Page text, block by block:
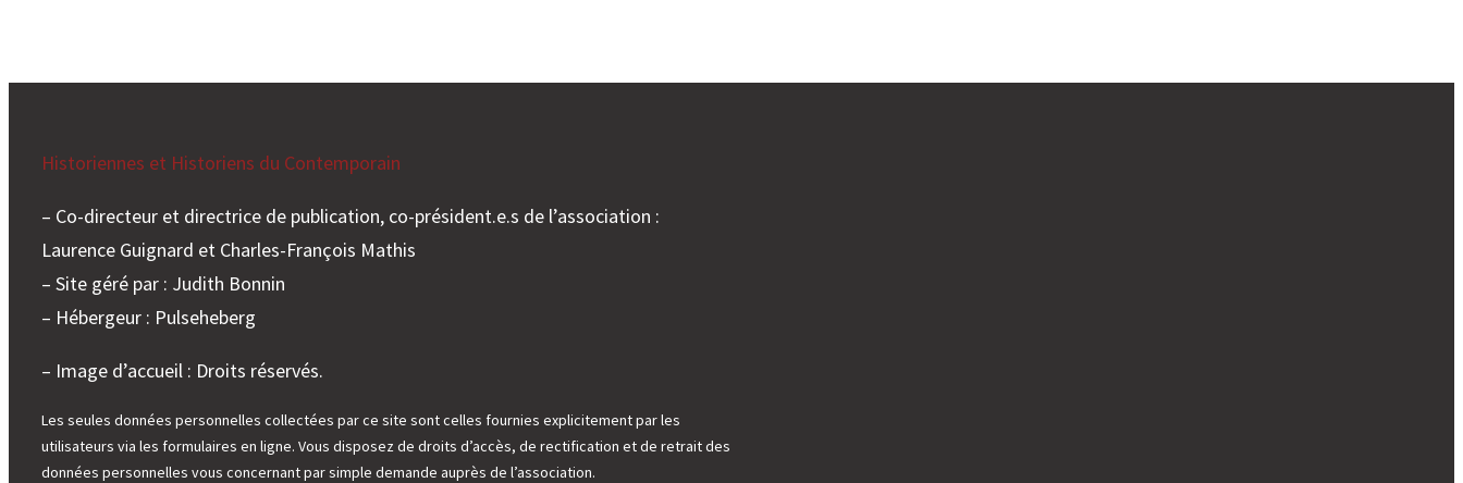
Historiennes et Historiens du Contemporain
– Co-directeur et directrice de publication, co-président.e.s de l’association :
Laurence Guignard et Charles-François Mathis
– Site géré par : Judith Bonnin
– Hébergeur : Pulseheberg
– Image d’accueil : Droits réservés.
Les seules données personnelles collectées par ce site sont celles fournies explicitement par les
utilisateurs via les formulaires en ligne. Vous disposez de droits d’accès, de rectification et de retrait des
données personnelles vous concernant par simple demande auprès de l’association.